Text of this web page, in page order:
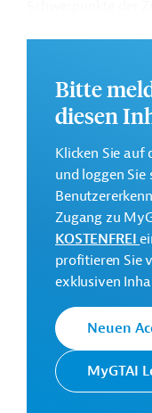
Freiheiten und
Das vollständige
bereit.
Schwedische
Bitte
diesen
Klicken Sie auf
und loggen Sie
Zugang zu
KOSTENFREI
profitieren Sie
exklusiven
Neuen
MyGTAI